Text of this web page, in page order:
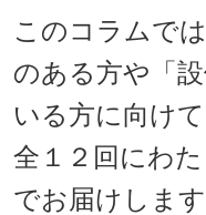
このコラムで
のある方や「
いる方に向けて
全１２回にわ
でお届けします